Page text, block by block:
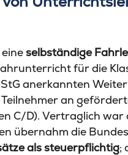
selbständige
für die
anerkannten
an
C/D). Vertraglich war
übernahm die
als steuerpflichtig;